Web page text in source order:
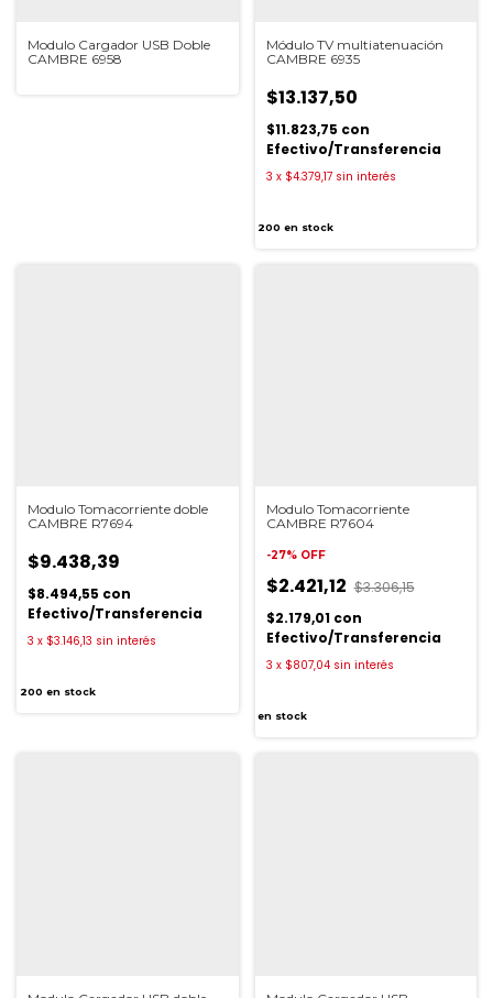
Modulo Cargador USB Doble
CAMBRE 6958
Módulo TV multiatenuación
CAMBRE 6935
$13.137,50
$11.823,75 con
Efectivo/Transferencia
3 x $4.379,17 sin interés
200 en stock
Modulo Tomacorriente doble
CAMBRE R7694
$9.438,39
$8.494,55 con
Efectivo/Transferencia
3 x $3.146,13 sin interés
200 en stock
Modulo Tomacorriente
CAMBRE R7604
-27% OFF
$2.421,12 $3.306,15
$2.179,01 con
Efectivo/Transferencia
3 x $807,04 sin interés
en stock